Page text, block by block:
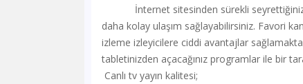
İnternet sitesinden sürekli seyrettiğiniz
daha kolay ulaşım sağlayabilirsiniz. Favori
izleme izleyicilere ciddi avantajlar
tabletinizden açacağınız programlar ile bir
Canlı tv yayın kalitesi;